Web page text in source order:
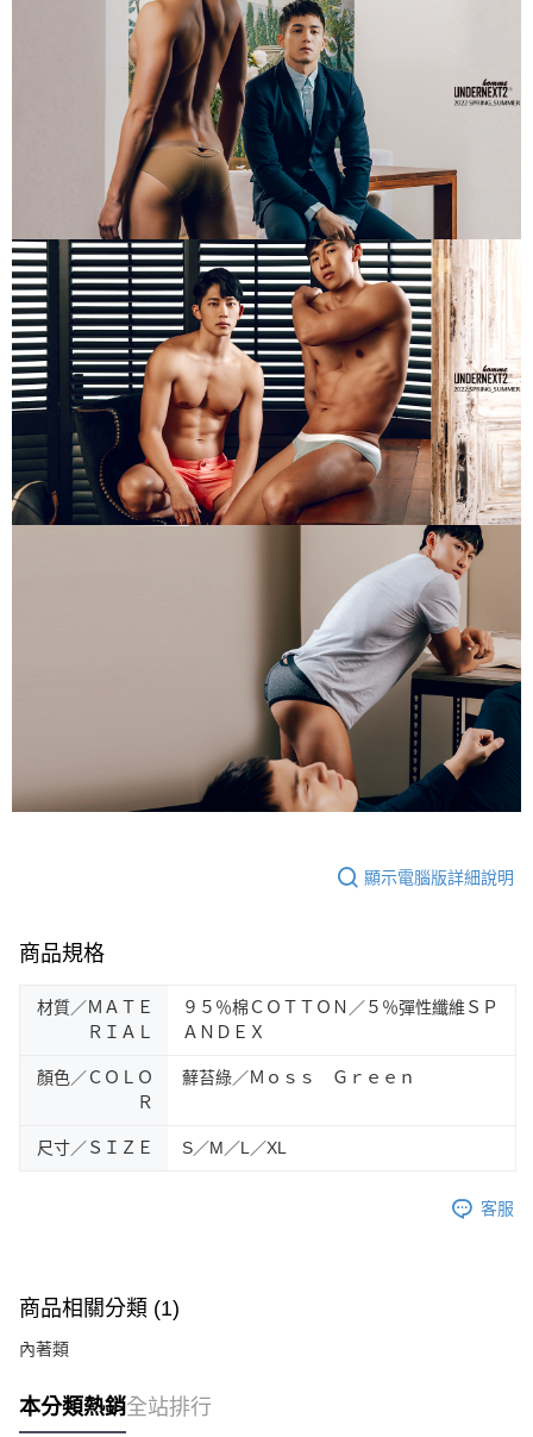
顯示電腦版詳細說明
商品規格
材質／ＭＡＴＥ
ＲＩＡＬ
９５％棉ＣＯＴＴＯＮ／５％彈性纖維ＳＰ
ＡＮＤＥＸ
顏色／ＣＯＬＯ
Ｒ
蘚苔綠／Ｍｏｓｓ Ｇｒｅｅｎ
尺寸／ＳＩＺＥ S／M／L／XL
客服
商品相關分類 (1)
內著類
本分類熱銷全站排行